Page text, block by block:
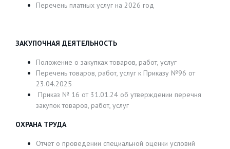
Перечень платных услуг на 2026 год
ЗАКУПОЧНАЯ ДЕЯТЕЛЬНОСТЬ
Положение о закупках товаров, работ, услуг
Перечень товаров, работ, услуг к Приказу №96 от
23.04.2025
Приказ № 16 от 31.01.24 об утверждении перечня
закупок товаров, работ, услуг
ОХРАНА ТРУДА
Отчет о проведении специальной оценки условий